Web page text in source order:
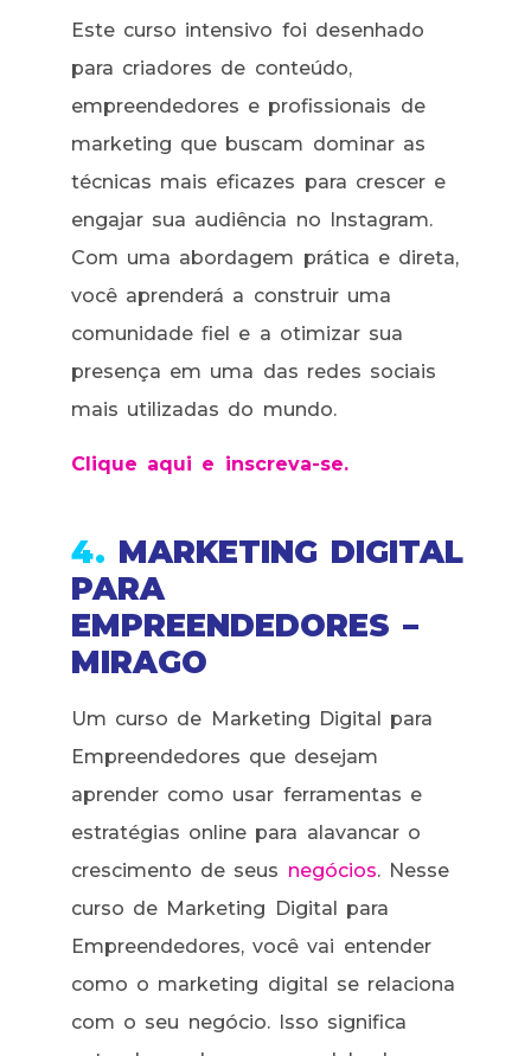
Este curso intensivo foi desenhado
para criadores de conteúdo,
empreendedores e profissionais de
marketing que buscam dominar as
técnicas mais eficazes para crescer e
engajar sua audiência no Instagram.
Com uma abordagem prática e direta,
você aprenderá a construir uma
comunidade fiel e a otimizar sua
presença em uma das redes sociais
mais utilizadas do mundo.
Clique aqui e inscreva-se.
4. MARKETING DIGITAL
PARA
EMPREENDEDORES –
MIRAGO
Um curso de Marketing Digital para
Empreendedores que desejam
aprender como usar ferramentas e
estratégias online para alavancar o
crescimento de seus negócios. Nesse
curso de Marketing Digital para
Empreendedores, você vai entender
como o marketing digital se relaciona
com o seu negócio. Isso significa